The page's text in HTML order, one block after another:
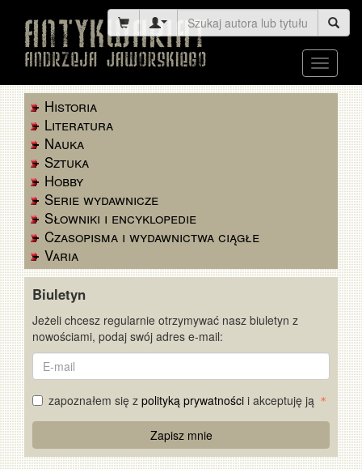
Toggle
Historia
Literatura
Nauka
Sztuka
Hobby
Serie wydawnicze
Słowniki i encyklopedie
Czasopisma i wydawnictwa ciągłe
Varia
Biuletyn
Jeżeli chcesz regularnie otrzymywać nasz biuletyn z
nowościami, podaj swój adres e-mail:
E-
mail
zapoznałem się z polityką prywatności i akceptuję ją
Captcha
Zapisz mnie